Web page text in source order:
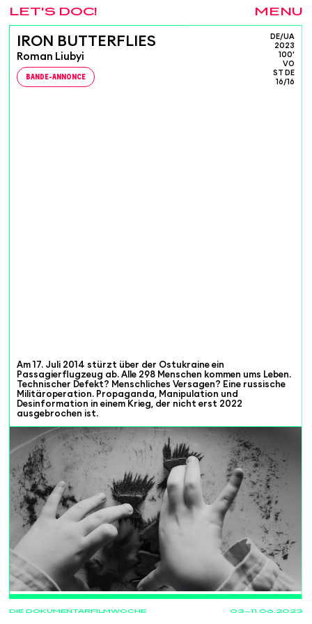
03—11.06.2023
DIE DOKUMENTARFILMWOCHE
MENU
LET'S DOC!
IRON BUTTERFLIES
Roman Liubyi
BANDE-ANNONCE
DE/UA
2023
100'
VO
ST DE
16/16
Am 17. Juli 2014 stürzt über der Ostukraine ein
Passagierflugzeug ab. Alle 298 Menschen kommen ums Leben.
Technischer Defekt? Menschliches Versagen? Eine russische
Militäroperation. Propaganda, Manipulation und
Desinformation in einem Krieg, der nicht erst 2022
ausgebrochen ist.